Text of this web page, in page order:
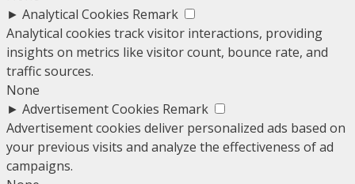
► Analytical Cookies Remark
Analytical cookies track visitor interactions, providing
insights on metrics like visitor count, bounce rate, and
traffic sources.
None
► Advertisement Cookies Remark
Advertisement cookies deliver personalized ads based on
your previous visits and analyze the effectiveness of ad
campaigns.